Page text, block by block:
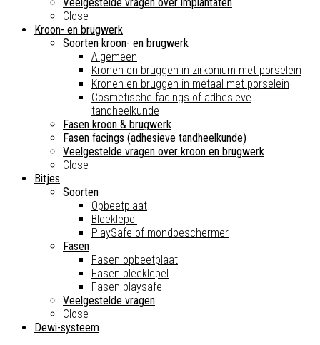
Close
Kroon- en brugwerk
Soorten kroon- en brugwerk
Algemeen
Kronen en bruggen in zirkonium met porselein
Kronen en bruggen in metaal met porselein
Cosmetische facings of adhesieve
tandheelkunde
Fasen kroon & brugwerk
Fasen facings (adhesieve tandheelkunde)
Veelgestelde vragen over kroon en brugwerk
Close
Bitjes
Soorten
Opbeetplaat
Bleeklepel
PlaySafe of mondbeschermer
Fasen
Fasen opbeetplaat
Fasen bleeklepel
Fasen playsafe
Veelgestelde vragen
Close
Dewi-systeem